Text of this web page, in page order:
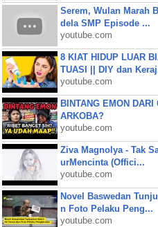
Serem, Wulan Marah
dela SMP Episode ...
youtube.com
8 KIAT HIDUP LUAR
TUASI || DIY dan
youtube.com
BINTANG EMON
ARKOBA?
youtube.com
Ziva Magnolya - Tak
urMencinta (Offici...
youtube.com
Novel Baswedan
n Foto Pelaku Peng...
youtube.com